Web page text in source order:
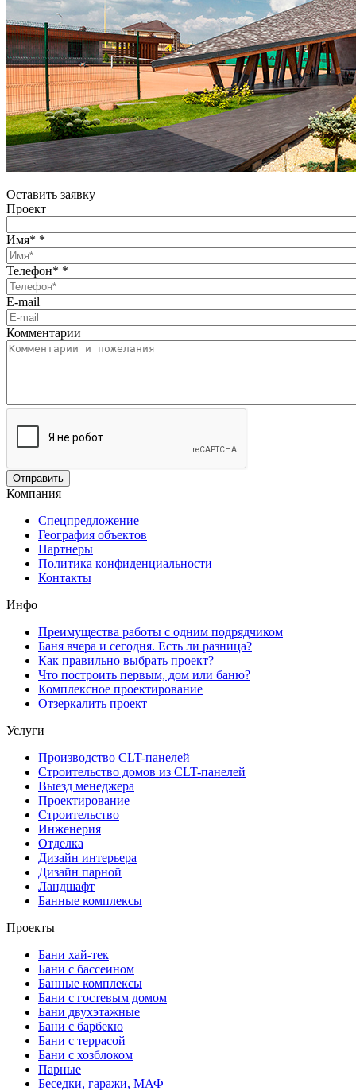
Оставить заявку
Проект
Имя* *
Телефон* *
E-mail
Комментарии
Компания
Спецпредложение
География объектов
Партнеры
Политика конфиденциальности
Контакты
Инфо
Преимущества работы с одним подрядчиком
Баня вчера и сегодня. Есть ли разница?
Как правильно выбрать проект?
Что построить первым, дом или баню?
Комплексное проектирование
Отзеркалить проект
Услуги
Производство CLT-панелей
Строительство домов из CLT-панелей
Выезд менеджера
Проектирование
Строительство
Инженерия
Отделка
Дизайн интерьера
Дизайн парной
Ландшафт
Банные комплексы
Проекты
Бани хай-тек
Бани с бассеином
Банные комплексы
Бани с гостевым домом
Бани двухэтажные
Бани с барбекю
Бани с террасой
Бани с хозблоком
Парные
Беседки, гаражи, МАФ